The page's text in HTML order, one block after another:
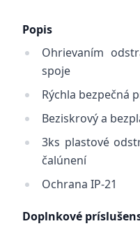
Popis
Ohrievaním
spoje
Rýchla bezpečná
Beziskrový a
3ks plastové
čalúnení
Ochrana IP-21
Doplnkové